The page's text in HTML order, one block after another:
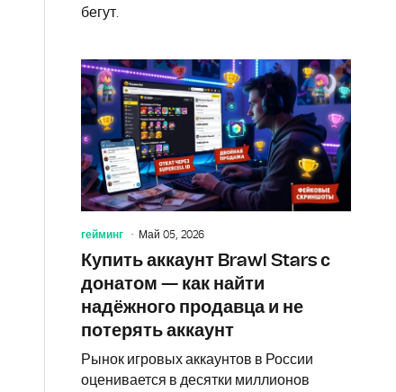
бегут.
гейминг Май 05, 2026
Купить аккаунт Brawl Stars с
донатом — как найти
надёжного продавца и не
потерять аккаунт
Рынок игровых аккаунтов в России
оценивается в десятки миллионов